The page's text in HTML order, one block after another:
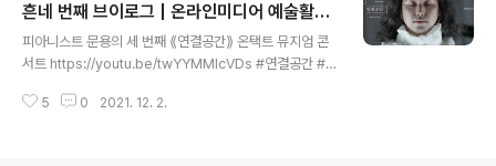
#연결공간 #메이킹필름 #아트체인지업 [ MooNTAra E
nt. ]
흔네 번째 브이로그 | 온라인미디어 예술활동
지원사업 아트 체인지업 Art Change UP
피아니스트 문용의 세 번째 ⟪연결공간⟫ 온택트 뮤지엄 콘
서트 https://youtu.be/twYYMMIcVDs #연결공간 #
은 채널 운영에 큰 힘이 됩니다. https://www.youtube.
5 0 2021. 12. 2.